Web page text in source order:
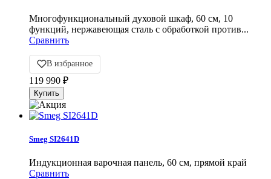
Многофункциональный духовой шкаф, 60 см, 10
функций, нержавеющая сталь с обработкой против...
Сравнить
В избранное
119 990 ₽
Smeg SI2641D
Индукционная варочная панель, 60 см, прямой край
Сравнить